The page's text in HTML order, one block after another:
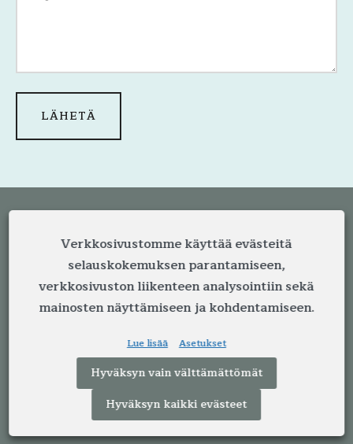
LKV Savolin on lämmin ja moderni
on yli neljän vuosikymmenen kokemus
välityksestä. Kokemuksella, ammattitaidolla ja
reippaalla otteella välitämme vuosittain satoja
asuntoja Jyvässeudun alueella.
Verkkosivustomme käyttää evästeitä
selauskokemuksen parantamiseen,
verkkosivuston liikenteen analysointiin sekä
mainosten näyttämiseen ja kohdentamiseen.
Lue lisää Asetukset
Hyväksyn vain välttämättömät
Hyväksyn kaikki evästeet